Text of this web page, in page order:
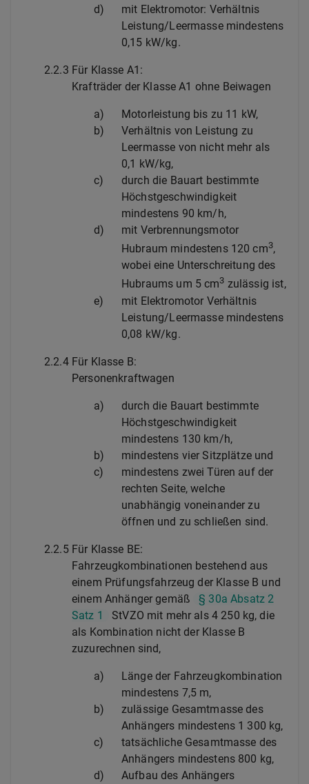
d)
mit Elektromotor: Verhältnis
Leistung/Leermasse mindestens
0,15 kW/kg.
2.2.3 Für Klasse A1:
Krafträder der Klasse A1 ohne Beiwagen
a)
Motorleistung bis zu 11 kW,
b)
Verhältnis von Leistung zu
Leermasse von nicht mehr als
0,1 kW/kg,
c)
durch die Bauart bestimmte
Höchstgeschwindigkeit
mindestens 90 km/h,
d)
mit Verbrennungsmotor
Hubraum mindestens 120 cm3,
wobei eine Unterschreitung des
Hubraums um 5 cm3 zulässig ist,
e)
mit Elektromotor Verhältnis
Leistung/Leermasse mindestens
0,08 kW/kg.
2.2.4 Für Klasse B:
Personenkraftwagen
a)
durch die Bauart bestimmte
Höchstgeschwindigkeit
mindestens 130 km/h,
b)
mindestens vier Sitzplätze und
c)
mindestens zwei Türen auf der
rechten Seite, welche
unabhängig voneinander zu
öffnen und zu schließen sind.
2.2.5 Für Klasse BE:
Fahrzeugkombinationen bestehend aus
einem Prüfungsfahrzeug der Klasse B und
einem Anhänger gemäß
§ 30a Absatz 2
Satz 1
StVZO mit mehr als 4 250 kg, die
als Kombination nicht der Klasse B
zuzurechnen sind,
a)
Länge der Fahrzeugkombination
mindestens 7,5 m,
b)
zulässige Gesamtmasse des
Anhängers mindestens 1 300 kg,
c)
tatsächliche Gesamtmasse des
Anhängers mindestens 800 kg,
d)
Aufbau des Anhängers